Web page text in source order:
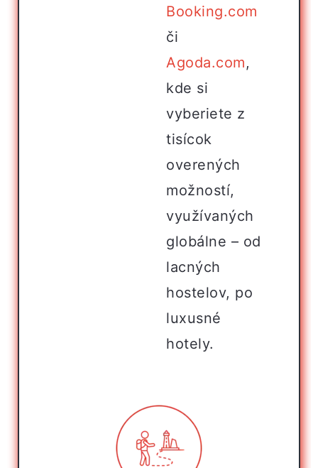
Booking.com
či
Agoda.com,
kde si
vyberiete z
tisícok
overených
možností,
využívaných
globálne – od
lacných
hostelov, po
luxusné
hotely.